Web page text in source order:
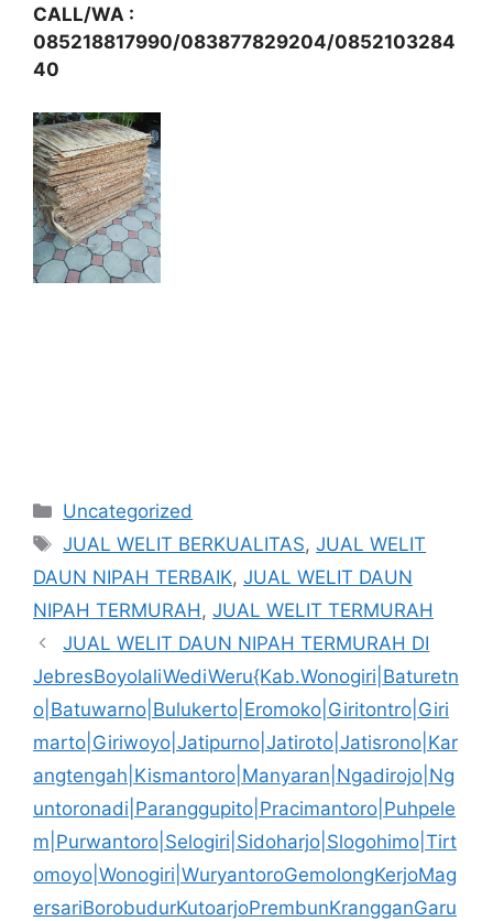
CALL/WA :
085218817990/083877829204/0852103284
40
Kategori
Uncategorized
Tag
JUAL WELIT BERKUALITAS,JUAL WELIT
DAUN NIPAH TERBAIK, JUAL WELIT DAUN
NIPAH TERMURAH, JUAL WELIT TERMURAH
JUAL WELIT DAUN NIPAH TERMURAH DI
JebresBoyolaliWediWeru{Kab.Wonogiri|Baturetn
o|Batuwarno|Bulukerto|Eromoko|Giritontro|Giri
marto|Giriwoyo|Jatipurno|Jatiroto|Jatisrono|Kar
angtengah|Kismantoro|Manyaran|Ngadirojo|Ng
untoronadi|Paranggupito|Pracimantoro|Puhpele
m|Purwantoro|Selogiri|Sidoharjo|Slogohimo|Tirt
omoyo|Wonogiri|WuryantoroGemolongKerjoMag
ersariBorobudurKutoarjoPrembunKrangganGaru